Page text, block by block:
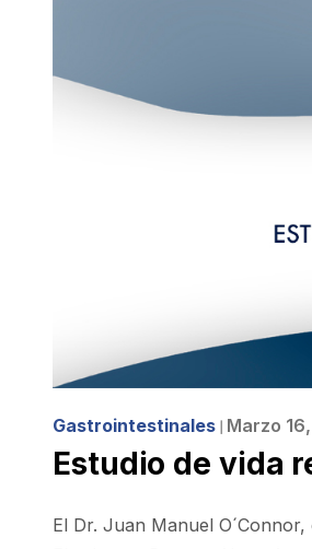
Gastrointestinales ❘ Marzo
Estudio de vida
El Dr. Juan Manuel